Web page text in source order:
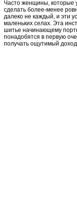
Часто женщины, которые
сделать более-менее
далеко не каждый, и эти
маленьких селах. Эта
шитье начинающему
понадобятся в первую
получать ощутимый